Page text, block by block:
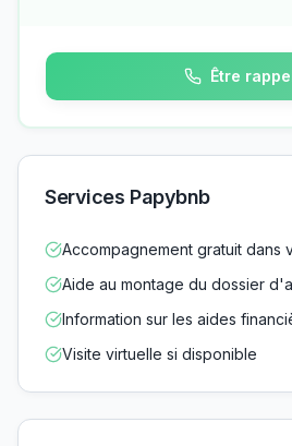
Être
Services Papybnb
Accompagnement gratuit dans
Aide au montage du dossier
Information sur les aides
Visite virtuelle si disponible